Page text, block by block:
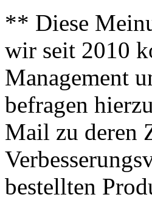
** Diese
wir seit 2010
Management
befragen
Mail zu deren
bestellten